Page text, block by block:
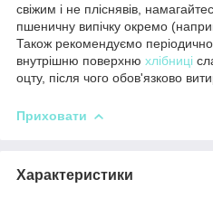
свіжим і не пліснявів,
пшеничну випічку окремо
Також рекомендуємо
внутрішню поверхню хлібниці
оцту, після чого обов'язково
Приховати
Характеристики